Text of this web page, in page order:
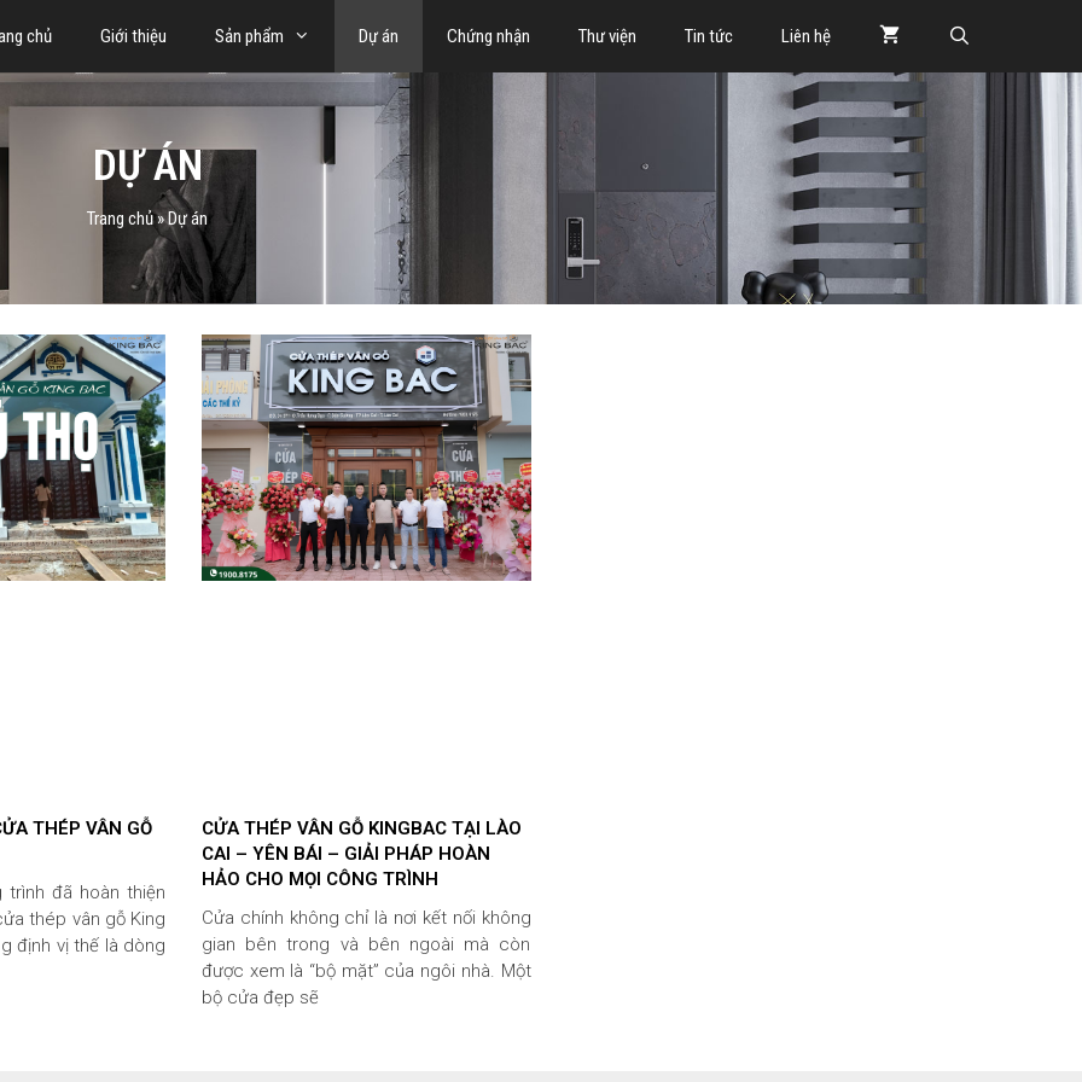
chủ Giới thiệu Sản phẩm Dự án Chứng nhận Thư viện Tin tức Liên hệ
DỰ ÁN
Trang chủ»Dự án
THÉP VÂN GỖ
đã hoàn thiện
thép vân gỗ King
định vị thế là dòng
CỬA THÉP VÂN GỖ KINGBAC TẠI LÀO
CAI – YÊN BÁI – GIẢI PHÁP HOÀN
HẢO CHO MỌI CÔNG TRÌNH
Cửa chính không chỉ là nơi kết nối không
gian bên trong và bên ngoài mà còn
được xem là “bộ mặt” của ngôi nhà. Một
bộ cửa đẹp sẽ